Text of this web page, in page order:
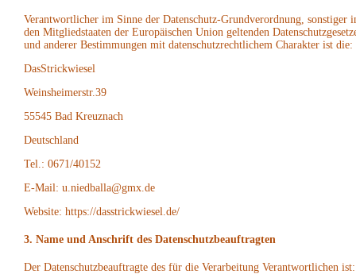
Verantwortlicher im Sinne der Datenschutz-Grundverordnung, sonstiger
den Mitgliedstaaten der Europäischen Union geltenden
und anderer Bestimmungen mit datenschutzrechtlichem Charakter ist die:
DasStrickwiesel
Weinsheimerstr.39
55545 Bad Kreuznach
Deutschland
Tel.: 0671/40152
E-Mail: u.niedballa@gmx.de
Website: https://dasstrickwiesel.de/
3. Name und Anschrift des Datenschutzbeauftragten
Der Datenschutzbeauftragte des für die Verarbeitung Verantwortlichen ist: